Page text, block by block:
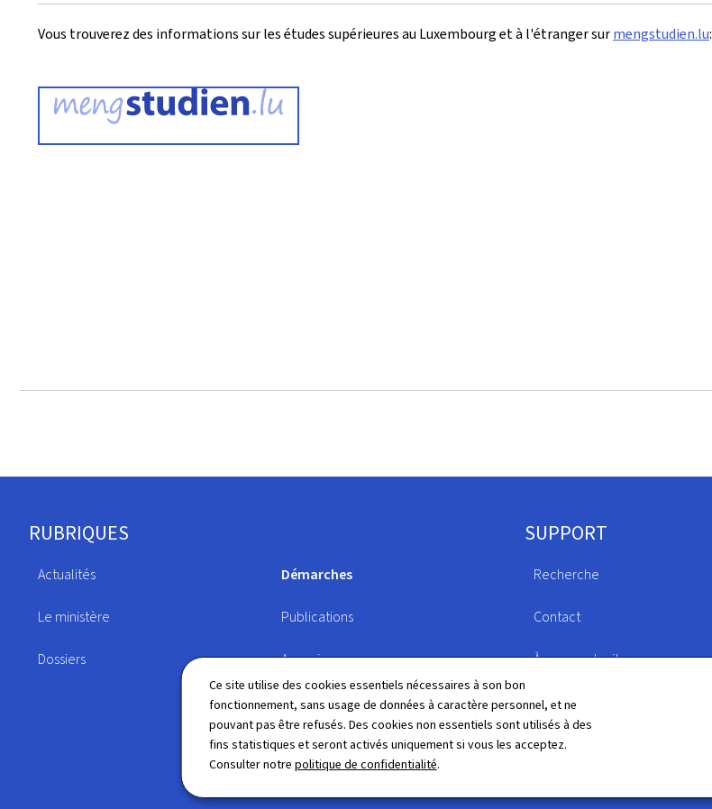
Ce site utilise des cookies essentiels nécessaires à son bon
fonctionnement, sans usage de données à caractère personnel, et ne
pouvant pas être refusés. Des cookies non essentiels sont utilisés à des
fins statistiques et seront activés uniquement si vous les acceptez.
Consulter notre politique de confidentialité.
Vous trouverez des informations sur les études supérieures au Luxembourg et à l'étranger surmengstudien.lu:
Pied
de
RUBRIQUES
Actualités
Le ministère
Dossiers
Démarches
Publications
Annuaire
SUPPORT
Recherche
Contact
À propos du site
Plan du site
Déclaration d'accessibilité